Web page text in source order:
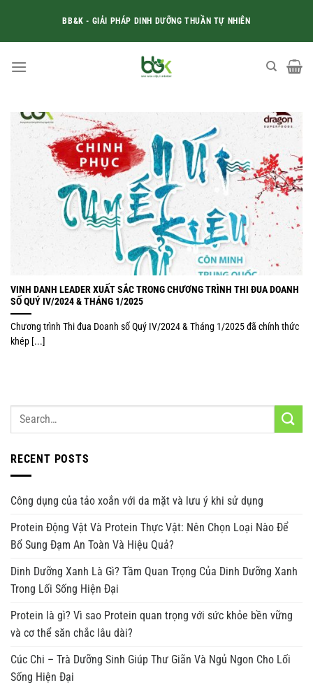
content
BB&K - GIẢI PHÁP DINH DƯỠNG THUẦN TỰ NHIÊN
VINH DANH LEADER XUẤT SẮC TRONG CHƯƠNG TRÌNH THI ĐUA DOANH
SỐ QUÝ IV/2024 & THÁNG 1/2025
Chương trình Thi đua Doanh số Quý IV/2024 & Tháng 1/2025 đã chính thức
khép [...]
RECENT POSTS
Công dụng của tảo xoắn với da mặt và lưu ý khi sử dụng
Protein Động Vật Và Protein Thực Vật: Nên Chọn Loại Nào Để
Bổ Sung Đạm An Toàn Và Hiệu Quả?
Dinh Dưỡng Xanh Là Gì? Tầm Quan Trọng Của Dinh Dưỡng Xanh
Trong Lối Sống Hiện Đại
Protein là gì? Vì sao Protein quan trọng với sức khỏe bền vững
và cơ thể săn chắc lâu dài?
Cúc Chi – Trà Dưỡng Sinh Giúp Thư Giãn Và Ngủ Ngon Cho Lối
Sống Hiện Đại